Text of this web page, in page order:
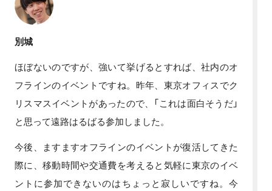
別城
ほぼないのですが、強いて挙げるとすれば、社内のオ
フラインのイベントですね。昨年、東京オフィスでク
リスマスイベントがあったので、「これは面白そうだ」
と思って遠路はるばる参加しました。
今後、ますますオフラインのイベントが復活してきた
際に、移動時間や交通費を考えると気軽に東京のイベ
ントに参加できないのはちょっと寂しいですね。今